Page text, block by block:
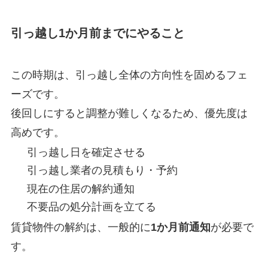
引っ越し1か月前までにやること
この時期は、引っ越し全体の方向性を固めるフェ
ーズです。
後回しにすると調整が難しくなるため、優先度は
高めです。
引っ越し日を確定させる
引っ越し業者の見積もり・予約
現在の住居の解約通知
不要品の処分計画を立てる
賃貸物件の解約は、一般的に1か月前通知が必要で
す。